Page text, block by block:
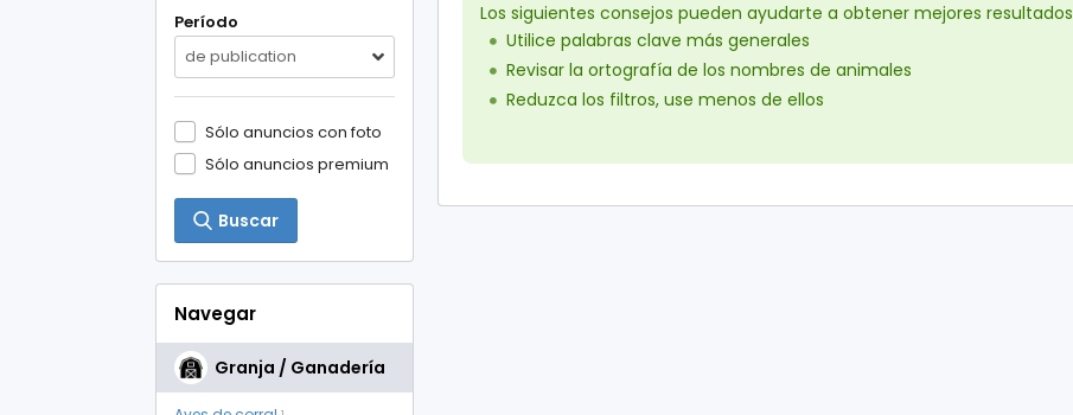
Período
de publication
Sólo anuncios con foto
Sólo anuncios premium
Buscar
Navegar
Granja / Ganadería
Los siguientes consejos pueden ayudarte a obtener mejores resultados
Utilice palabras clave más generales
Revisar la ortografía de los nombres de animales
Reduzca los filtros, use menos de ellos